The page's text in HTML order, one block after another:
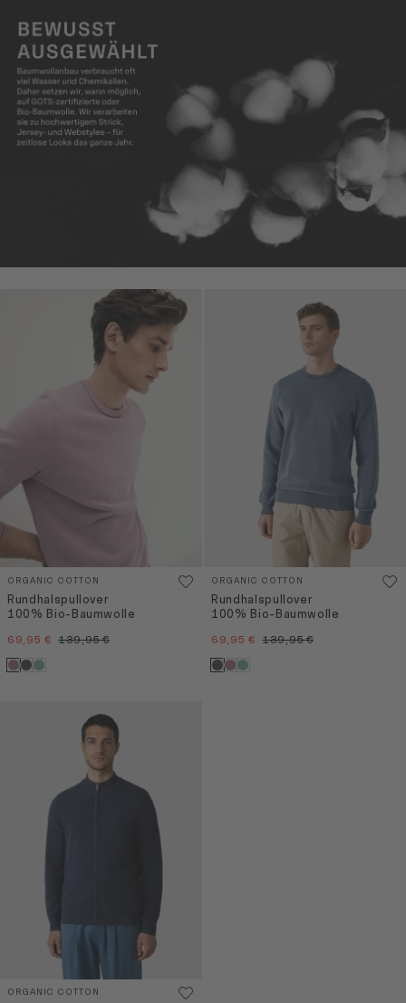
ORGANIC COTTON
Rundhalspullover
100% Bio-Baumwolle
69,95 € 139,95 €
ORGANIC COTTON
Rundhalspullover
100% Bio-Baumwolle
69,95 € 139,95 €
ORGANIC COTTON